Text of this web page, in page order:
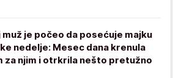
muž je počeo da posećuje majku
nedelje: Mesec dana krenula
za njim i otrkrila nešto pretužno